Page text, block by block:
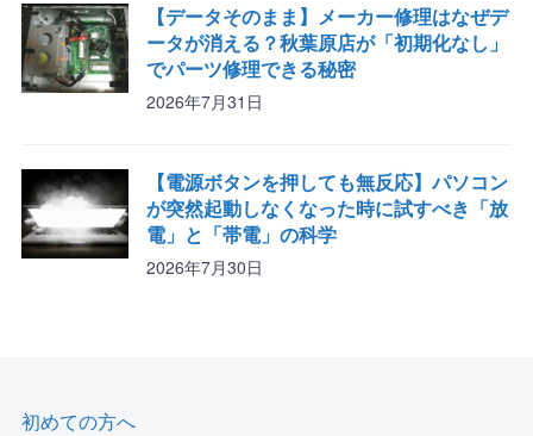
【データそのまま】メーカー修理はなぜデ
ータが消える？秋葉原店が「初期化なし」
でパーツ修理できる秘密
2026年7月31日
【電源ボタンを押しても無反応】パソコン
が突然起動しなくなった時に試すべき「放
電」と「帯電」の科学
2026年7月30日
初めての方へ